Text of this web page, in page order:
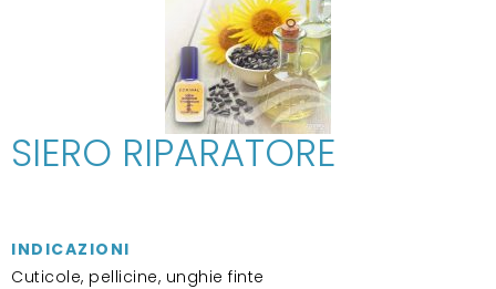
SIERO RIPARATORE
INDICAZIONI
Cuticole, pellicine, unghie finte